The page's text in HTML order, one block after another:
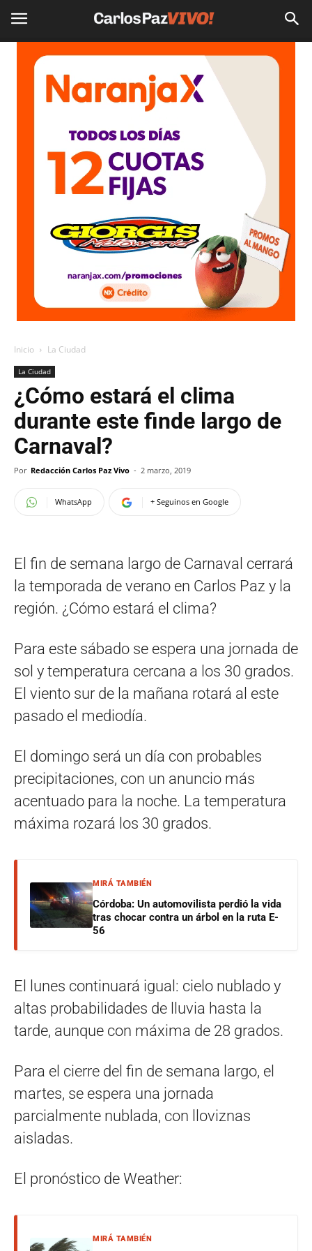
Inicio La Ciudad
La Ciudad
¿Cómo estará el clima
durante este finde largo de
Carnaval?
Por Redacción Carlos Paz Vivo - 2 marzo, 2019
WhatsApp + Seguinos en Google
El fin de semana largo de Carnaval cerrará
la temporada de verano en Carlos Paz y la
región. ¿Cómo estará el clima?
Para este sábado se espera una jornada de
sol y temperatura cercana a los 30 grados.
El viento sur de la mañana rotará al este
pasado el mediodía.
El domingo será un día con probables
precipitaciones, con un anuncio más
acentuado para la noche. La temperatura
máxima rozará los 30 grados.
MIRÁ TAMBIÉN
Córdoba: Un automovilista perdió la vida
tras chocar contra un árbol en la ruta E-
56
El lunes continuará igual: cielo nublado y
altas probabilidades de lluvia hasta la
tarde, aunque con máxima de 28 grados.
Para el cierre del fin de semana largo, el
martes, se espera una jornada
parcialmente nublada, con lloviznas
aisladas.
El pronóstico de Weather:
MIRÁ TAMBIÉN